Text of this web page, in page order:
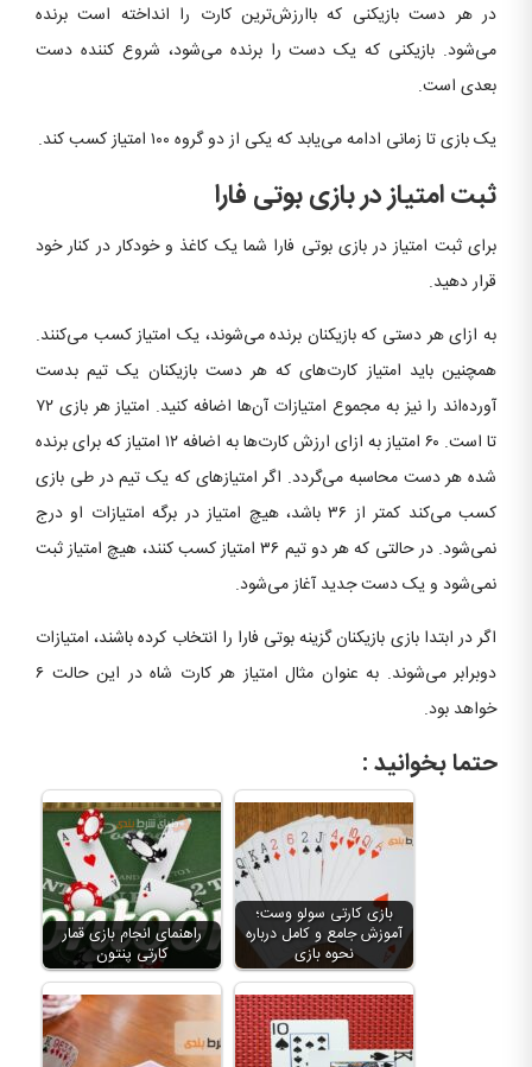
در هر دست بازیکنی که باارزش‌ترین کارت را انداخته است برنده
می‌شود. بازیکنی که یک دست را برنده می‌شود، شروع کننده دست
بعدی است.
یک بازی تا زمانی ادامه می‌یابد که یکی از دو گروه ۱۰۰ امتیاز کسب کند.
ثبت امتیاز در بازی بوتی فارا
برای ثبت امتیاز در بازی بوتی فارا شما یک کاغذ و خودکار در کنار خود
قرار دهید.
به ازای هر دستی که بازیکنان برنده می‌شوند، یک امتیاز کسب می‌کنند.
همچنین باید امتیاز کارت‌های که هر دست بازیکنان یک تیم بدست
آورده‌اند را نیز به مجموع امتیازات آن‌ها اضافه کنید. امتیاز هر بازی ۷۲
تا است. ۶۰ امتیاز به ازای ارزش کارت‌ها به اضافه ۱۲ امتیاز که برای برنده
شده هر دست محاسبه می‌گردد. اگر امتیازهای که یک تیم در طی بازی
کسب می‌کند کمتر از ۳۶ باشد، هیچ امتیاز در برگه امتیازات او درج
نمی‌شود. در حالتی که هر دو تیم ۳۶ امتیاز کسب کنند، هیچ امتیاز ثبت
نمی‌شود و یک دست جدید آغاز می‌شود.
اگر در ابتدا بازی بازیکنان گزینه بوتی فارا را انتخاب کرده باشند، امتیازات
دوبرابر می‌شوند. به عنوان مثال امتیاز هر کارت شاه در این حالت ۶
خواهد بود.
حتما بخوانید :
راهنمای انجام بازی قمار
کارتی پنتون
بازی کارتی سولو وست؛
آموزش جامع و کامل درباره
نحوه بازی